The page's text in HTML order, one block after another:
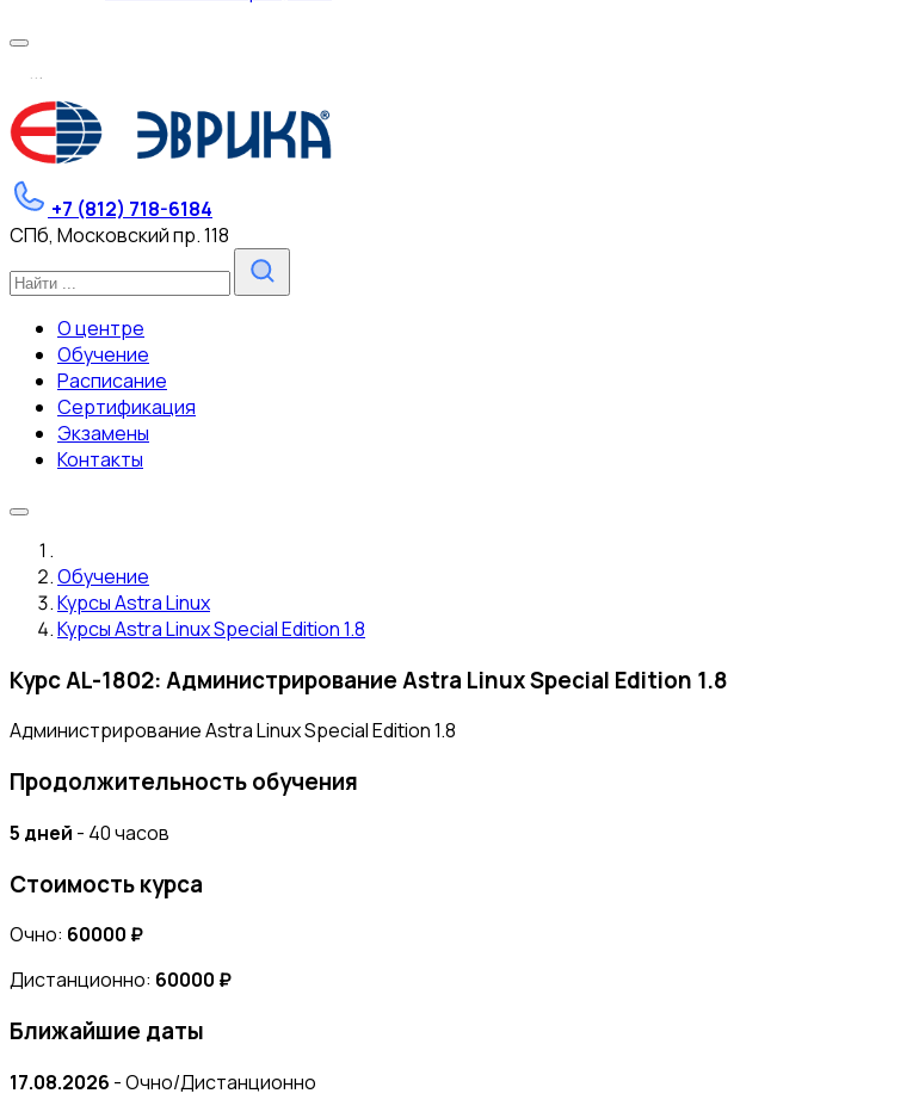
...
+7 (812) 718-6184
СПб, Московский пр. 118
О центре
Обучение
Расписание
Сертификация
Экзамены
Контакты
Обучение
Курсы Astra Linux
Курсы Astra Linux Special Edition 1.8
Курс AL-1802: Администрирование Astra Linux Special Edition 1.8
Администрирование Astra Linux Special Edition 1.8
Продолжительность обучения
5 дней - 40 часов
Стоимость курса
Очно: 60000 ₽
Дистанционно: 60000 ₽
Ближайшие даты
17.08.2026 - Очно/Дистанционно